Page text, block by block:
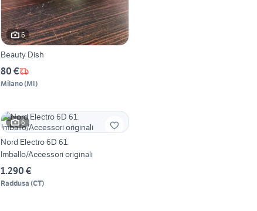
6
Beauty Dish
80 €
Milano(MI)
6
Nord Electro 6D 61.
Imballo/Accessori originali
1.290 €
Raddusa (CT)